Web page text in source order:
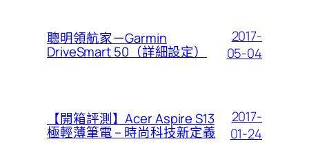
聰明領航家－Garmin
DriveSmart 50（詳細設定）
2017-
05-04
【開箱評測】Acer Aspire S13
極輕薄筆電 – 時尚科技新定義
2017-
01-24